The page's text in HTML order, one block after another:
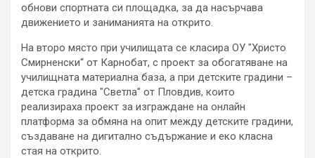
обнови спортната си площадка, за да насърчава
движението и заниманията на открито.
На второ място при училищата се класира ОУ "Христо
Смирненски“ от Карнобат, с проект за обогатяване на
училищната материална база, а при детските градини –
детска градина "Светла" от Пловдив, които
реализираха проект за изграждане на онлайн
платформа за обмяна на опит между детските градини,
създаване на дигитално съдържание и еко класна
стая на открито.